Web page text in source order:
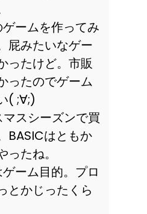
ムを作ってみ
屁みたいなゲー
ったけど。市販
ったのでゲーム
( ;∀;)
シーズンで買
BASICはともか
ったね。
ム目的。プロ
とかじったくら